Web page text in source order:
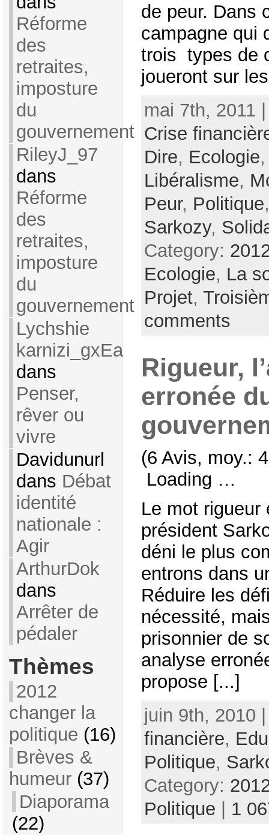
Réforme
des
retraites,
imposture
du
gouvernement
RileyJ_97
dans
Réforme
des
retraites,
imposture
du
gouvernement
Lychshie
karnizi_gxEa
dans
Penser,
rêver ou
vivre
Davidunurl
dans Débat
identité
nationale :
Agir
ArthurDok
dans
Arrêter de
pédaler
Thèmes
2012
changer la
politique (16)
Brèves &
humeur(37)
Diaporama
(22)
de peur. Dans
campagne qui
trois types de
joueront sur
mai 7th, 2011
Crise
Dire, Ecologie
Libéralisme,
Peur, Politique
Sarkozy,
Category:
Ecologie, La
Projet,
comments
Rigueur,
erronée
(6 Avis, moy.:
Loading …
Le mot rigueur
président
déni le plus
entrons dans
Réduire les
nécessité,
prisonnier de
analyse
propose [...]
juin 9th, 2010
financière,
Politique,
Category:
Politique
1